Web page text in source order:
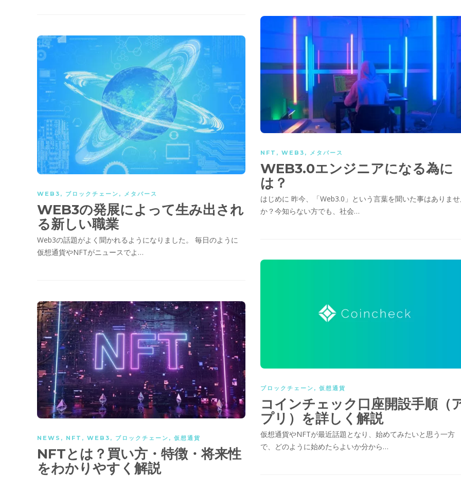
NFT , WEB3 , メタバース
WEB3.0エンジニアになる為に
は？
はじめに 昨今、「Web3.0」という言葉を聞いた事はありま
か？今知らない方でも、社会…
WEB3 , ブロックチェーン , メタバース
WEB3の発展によって生み出され
る新しい職業
Web3の話題がよく聞かれるようになりました。 毎日のように
仮想通貨やNFTがニュースでよ…
ブロックチェーン , 仮想通貨
コインチェック口座開設手順（
プリ）を詳しく解説
仮想通貨やNFTが最近話題となり、始めてみたいと思う一方
で、どのように始めたらよいか分から…
NEWS , NFT , WEB3 , ブロックチェーン , 仮想通貨
NFTとは？買い方・特徴・将来性
をわかりやすく解説